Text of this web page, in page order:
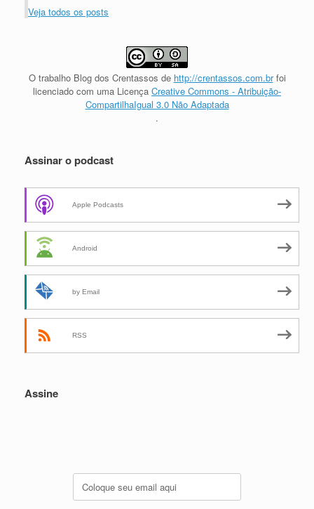
Veja todos os posts
O trabalho Blog dos Crentassos de http://crentassos.com.brfoi
licenciado com uma Licença Creative Commons - Atribuição-
CompartilhaIgual 3.0 Não Adaptada
.
Assinar o podcast
Apple Podcasts
Android
by Email
RSS
Assine